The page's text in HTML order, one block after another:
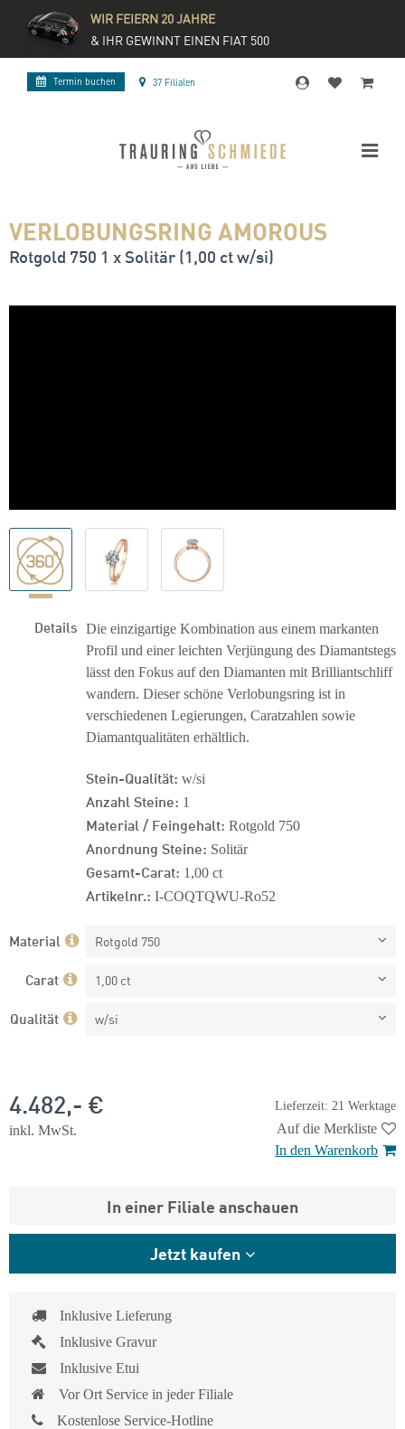
WIR FEIERN 20 JAHRE
& IHR GEWINNT EINEN FIAT 500
Termin buchen 37 Filialen
VERLOBUNGSRING AMOROUS
Rotgold 750 1 x Solitär (1,00 ct w/si)
Details Die einzigartige Kombination aus einem markanten
Profil und einer leichten Verjüngung des Diamantstegs
lässt den Fokus auf den Diamanten mit Brilliantschliff
wandern. Dieser schöne Verlobungsring ist in
verschiedenen Legierungen, Caratzahlen sowie
Diamantqualitäten erhältlich.
Stein-Qualität: w/si
Anzahl Steine: 1
Material / Feingehalt: Rotgold 750
Anordnung Steine: Solitär
Gesamt-Carat: 1,00 ct
Artikelnr.: I-COQTQWU-Ro52
Material Rotgold 750
Carat 1,00 ct
Qualität w/si
Lieferzeit: 21 Werktage
4.482,- €
inkl. MwSt.
Auf die Merkliste
In den Warenkorb
In einer Filiale anschauen
Jetzt kaufen
Inklusive Lieferung
Inklusive Gravur
Inklusive Etui
Vor Ort Service in jeder Filiale
Kostenlose Service-Hotline